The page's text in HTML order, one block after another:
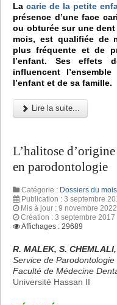
La carie de la petite
présence d’une face
ou obturée sur une dent
mois, est qualifiée de
plus fréquente et de
l’enfant. Ses effets
influencent
l’enfant et de sa famille.
Lire la suite...
L’halitose
en parodontologie
Catégorie : Dossiers du mois
Publication : 3 septembre
Mis à jour : 9 novembre 2022
Création : 3 septembre 2017
Affichages : 29689
R. MALEK, S.
Service de Parodontologie
Faculté de Médecine
Université Hassan II